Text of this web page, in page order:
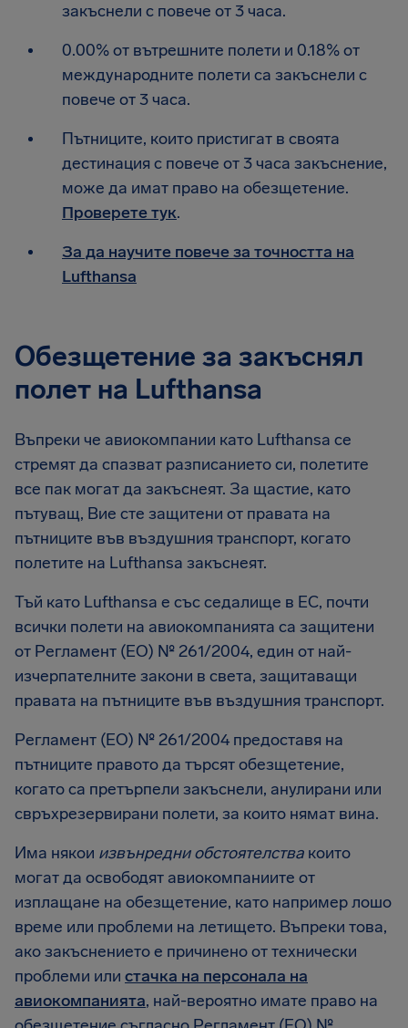
закъснели с повече от 3 часа.
0.00% от вътрешните полети и 0.18% от
международните полети са закъснели с
повече от 3 часа.
Пътниците, които пристигат в своята
дестинация с повече от 3 часа закъснение,
може да имат право на обезщетение.
Проверете тук.
За да научите повече за точността на
Lufthansa
Обезщетение за закъснял
полет на Lufthansa
Въпреки че авиокомпании като Lufthansa се
стремят да спазват разписанието си, полетите
все пак могат да закъснеят. За щастие, като
пътуващ, Вие сте защитени от правата на
пътниците във въздушния транспорт, когато
полетите на Lufthansa закъснеят.
Тъй като Lufthansa е със седалище в ЕС, почти
всички полети на авиокомпанията са защитени
от Регламент (ЕО) № 261/2004, един от най-
изчерпателните закони в света, защитаващи
правата на пътниците във въздушния транспорт.
Регламент (ЕО) № 261/2004 предоставя на
пътниците правото да търсят обезщетение,
когато са претърпели закъснели, анулирани или
свръхрезервирани полети, за които нямат вина.
Има някои извънредни обстоятелства които
могат да освободят авиокомпаниите от
изплащане на обезщетение, като например лошо
време или проблеми на летището. Въпреки това,
ако закъснението е причинено от технически
проблеми или стачка на персонала на
авиокомпанията, най-вероятно имате право на